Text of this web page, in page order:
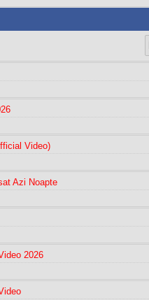
Video)
Azi Noapte
2026